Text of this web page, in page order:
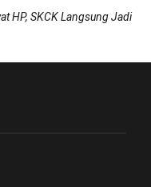
HP, SKCK Langsung Jadi